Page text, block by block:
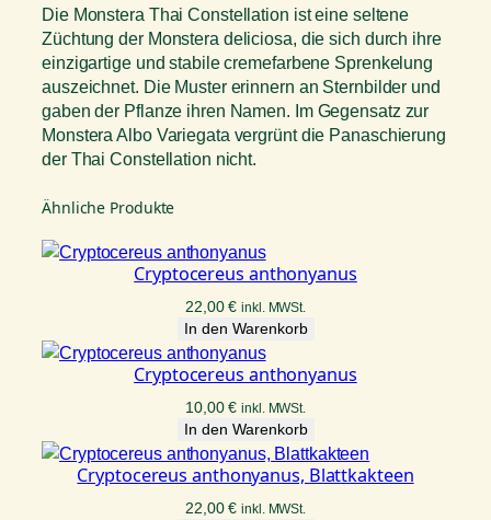
C
o
n
s
t
e
l
a
i
e
Die Monstera Thai Constellation ist eine seltene
Züchtung der Monstera deliciosa, die sich durch ihre
einzigartige und stabile cremefarbene Sprenkelung
auszeichnet. Die Muster erinnern an Sternbilder und
gaben der Pflanze ihren Namen. Im Gegensatz zur
Monstera Albo Variegata vergrünt die Panaschierung
der Thai Constellation nicht.
Ähnliche Produkte
Cryptocereus anthonyanus
22,00€ inkl. MWSt.
In den Warenkorb
Cryptocereus anthonyanus
10,00€ inkl. MWSt.
In den Warenkorb
Cryptocereus anthonyanus, Blattkakteen
22,00€ inkl. MWSt.